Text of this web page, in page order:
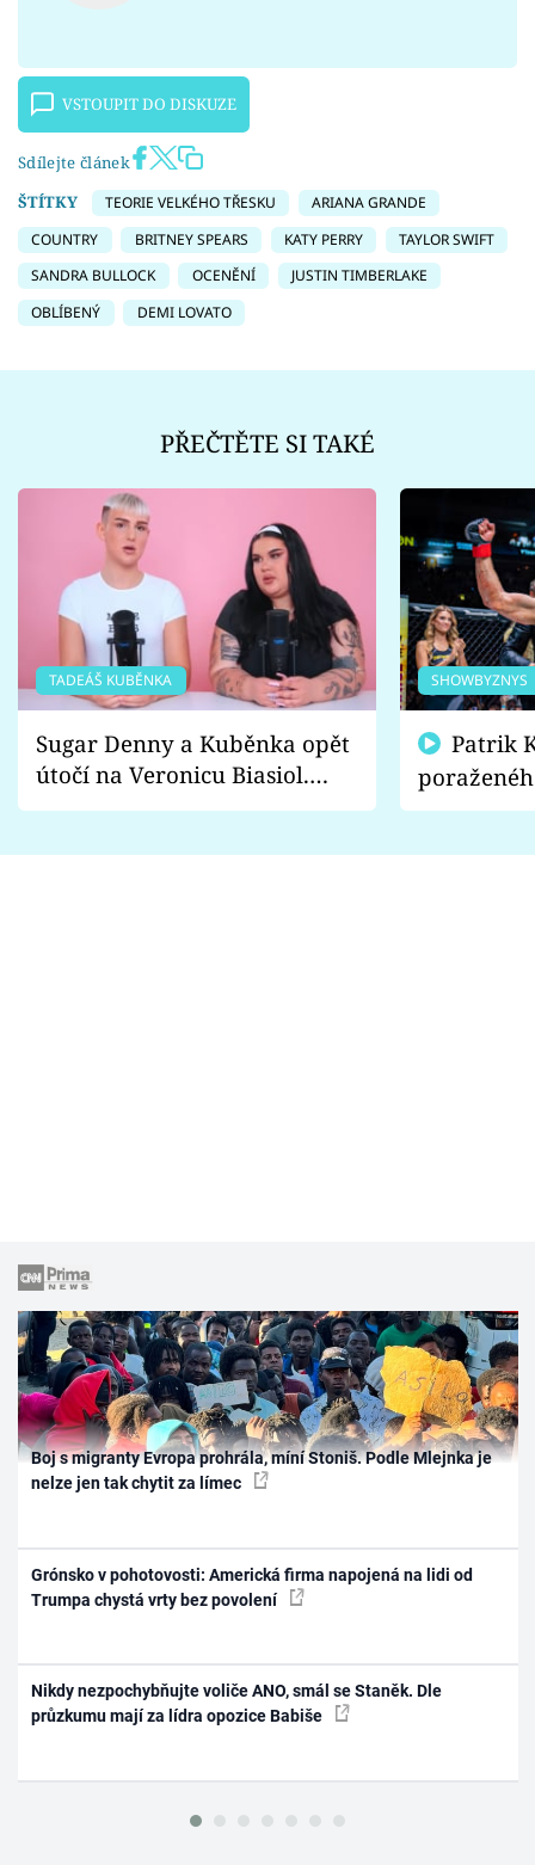
VSTOUPIT DO DISKUZE
Sdílejte článek
ŠTÍTKY
TEORIE VELKÉHO TŘESKU
ARIANA GRANDE
COUNTRY
BRITNEY SPEARS KATY PERRY
TAYLOR SWIFT
SANDRA BULLOCK
OCENĚNÍ
JUSTIN TIMBERLAKE
OBLÍBENÝ
DEMI LOVATO
PŘEČTĚTE SI TAKÉ
TADEÁŠ KUBĚNKA
Sugar Denny a Kuběnka opět
útočí na Veronicu Biasiol.
Proč je podle nich falešná a
SHOWBYZNYS
fanoušci
Boj s migranty Evropa prohrála, míní Stoniš. Podle Mlejnka je
nelze jen tak chytit za límec
Grónsko v pohotovosti: Americká firma napojená na lidi od
Trumpa chystá vrty bez povolení
Nikdy nezpochybňujte voliče ANO, smál se Staněk. Dle
průzkumu mají za lídra opozice Babiše